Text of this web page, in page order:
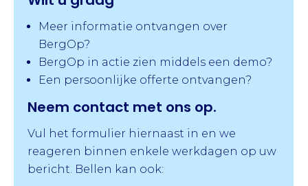
Meer informatie ontvangen over
BergOp?
BergOp in actie zien middels een demo?
Een persoonlijke offerte ontvangen?
Neem contact met ons op.
Vul het formulier hiernaast in en we
reageren binnen enkele werkdagen op uw
bericht. Bellen kan ook: